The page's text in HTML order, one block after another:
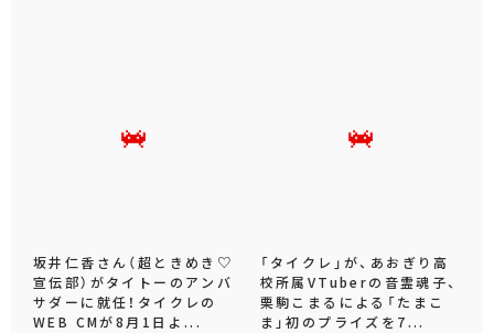
坂井仁香さん（超ときめき♡
宣伝部）がタイトーのアンバ
サダーに就任！タイクレの
WEB CMが8月1日よ...
「タイクレ」が、あおぎり高
校所属VTuberの音霊魂子、
栗駒こまるによる「たまこ
ま」初のプライズを7...